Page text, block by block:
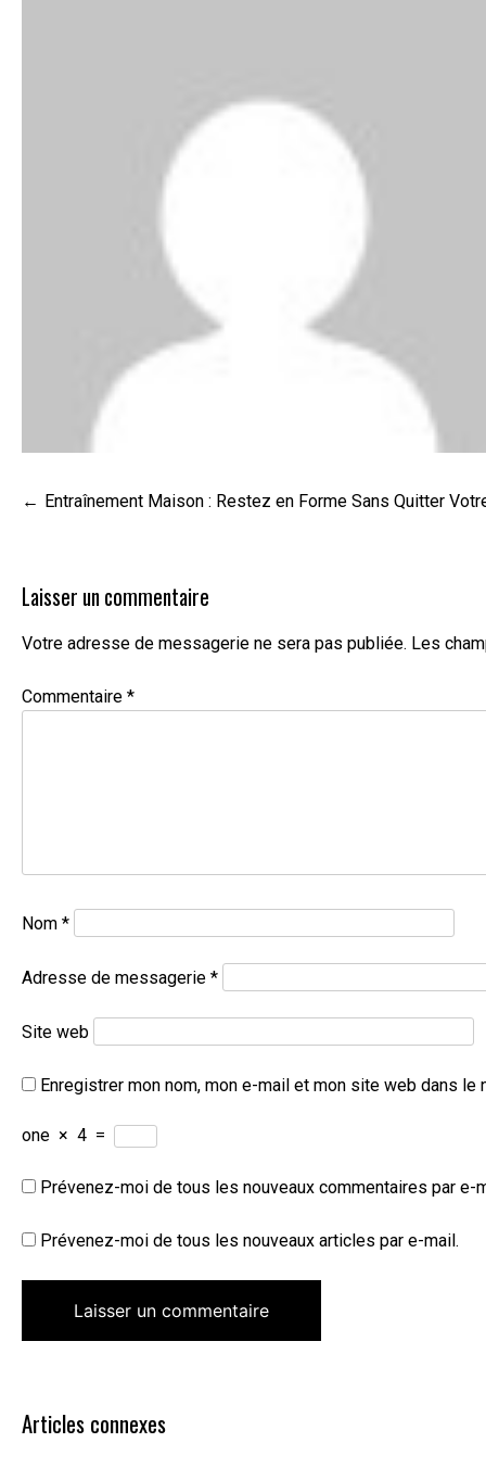
Navigation
Entraînement Maison : Restez en Forme Sans Quitter
Laisser un commentaire
Votre adresse de messagerie ne sera pas publiée. Les
Commentaire *
Nom *
Adresse de messagerie *
Site web
Enregistrer mon nom, mon e-mail et mon site web dans le
one × 4 =
Prévenez-moi de tous les nouveaux commentaires par e-
Prévenez-moi de tous les nouveaux articles par e-mail.
Articles connexes